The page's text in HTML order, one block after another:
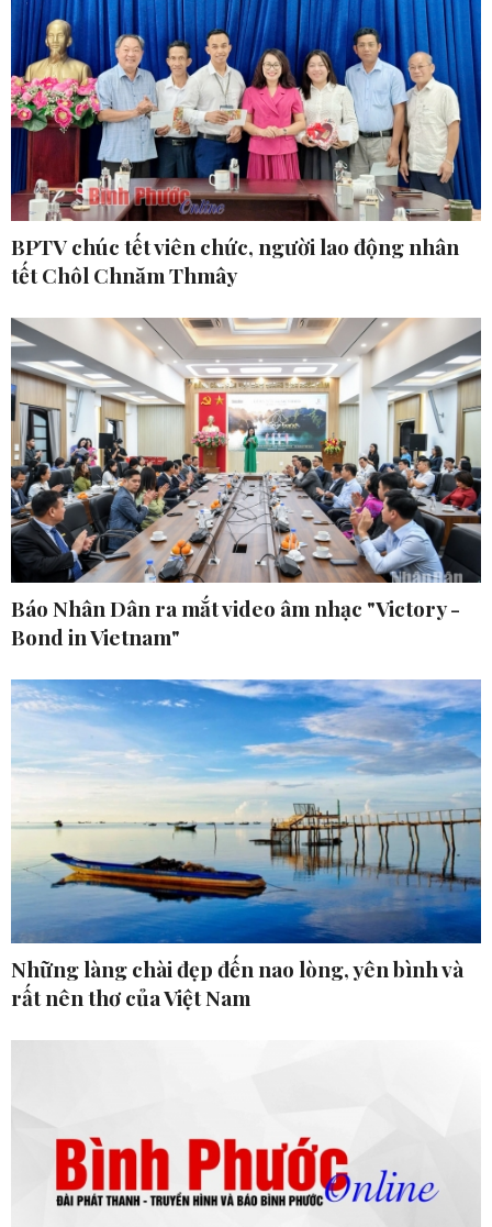
BPTV chúc tết viên chức, người lao động nhân
tết Chôl Chnăm Thmây
Báo Nhân Dân ra mắt video âm nhạc "Victory -
Bond in Vietnam"
Những làng chài đẹp đến nao lòng, yên bình và
rất nên thơ của Việt Nam